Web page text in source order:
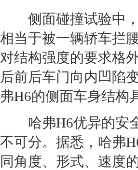
侧面碰撞试验中
相当于被一辆轿车拦
对结构强度的要求格外
后前后车门向内凹陷
弗H6的侧面车身结构
哈弗H6优异的安
不可分。据悉， 哈弗
同角度、形式、速度